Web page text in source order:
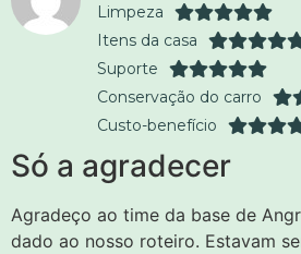
Limpeza
Itens da casa
Suporte
Conservação do carro
Custo-benefício
Só a agradecer
Agradeço ao time da base de
dado ao nosso roteiro. Estavam